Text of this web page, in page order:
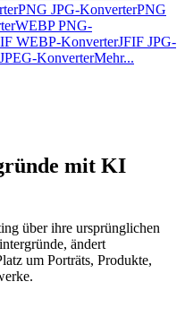
PNG JPG-KonverterPNG
WEBP PNG-
WEBP-KonverterJFIF JPG-
KonverterMehr...
mit KI
über ihre ursprünglichen
ändert
um Porträts, Produkte,